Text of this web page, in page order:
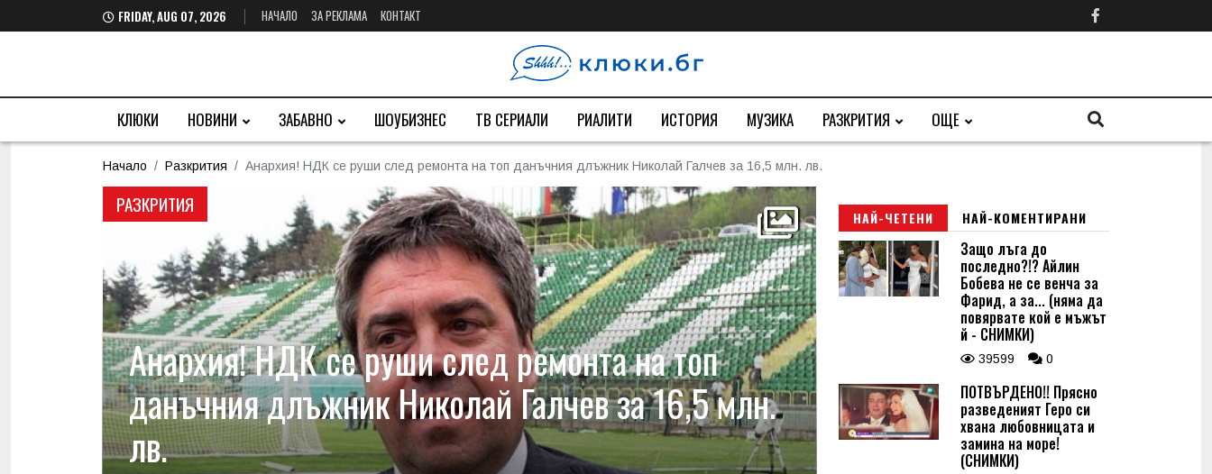
FRIDAY, AUG 07, 2026 НАЧАЛО ЗА РЕКЛАМА КОНТАКТ
КЛЮКИ НОВИНИ ЗАБАВНО ШОУБИЗНЕС ТВ СЕРИАЛИ РИАЛИТИ ИСТОРИЯ МУЗИКА РАЗКРИТИЯ ОЩЕ
Начало Разкрития Анархия! НДК се руши след ремонта на топ данъчния длъжник Николай Галчев за 16,5 млн. лв.
РАЗКРИТИЯ
Анархия! НДК се руши след ремонта на топ
данъчния длъжник Николай Галчев за 16,5 млн.
лв.
НАЙ-ЧЕТЕНИ НАЙ-КОМЕНТИРАНИ
Защо лъга до
последно?!? Айлин
Бобева не се венча за
Фарид, а за... (няма да
повярвате кой е мъжът
й - СНИМКИ)
39599 0
ПОТВЪРДЕНО!! Прясно
разведеният Геро си
хвана любовницата и
замина на море!
(СНИМКИ)